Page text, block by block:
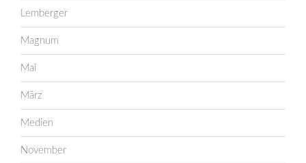
Lemberger
Magnum
Mai
März
Medien
November